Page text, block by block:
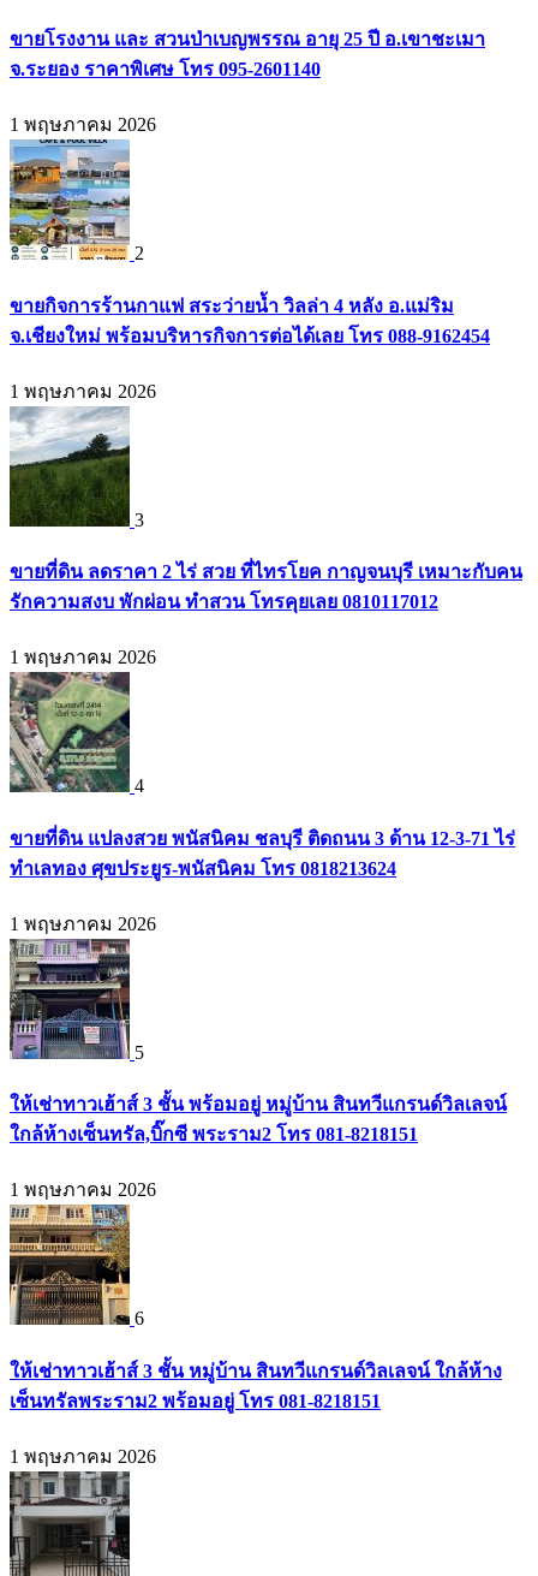
ขายโรงงาน และ สวนป่าเบญพรรณ อายุ 25 ปี อ.เขาชะเมา
จ.ระยอง ราคาพิเศษ โทร 095-2601140
1 พฤษภาคม 2026
2
ขายกิจการร้านกาแฟ สระว่ายน้ำ วิลล่า 4 หลัง อ.แม่ริม
จ.เชียงใหม่ พร้อมบริหารกิจการต่อได้เลย โทร 088-9162454
1 พฤษภาคม 2026
3
ขายที่ดิน ลดราคา 2 ไร่ สวย ที่ไทรโยค กาญจนบุรี เหมาะกับคน
รักความสงบ พักผ่อน ทำสวน โทรคุยเลย 0810117012
1 พฤษภาคม 2026
4
ขายที่ดิน แปลงสวย พนัสนิคม ชลบุรี ติดถนน 3 ด้าน 12-3-71 ไร่
ทำเลทอง ศุขประยูร-พนัสนิคม โทร 0818213624
1 พฤษภาคม 2026
5
ให้เช่าทาวเฮ้าส์ 3 ชั้น พร้อมอยู่ หมู่บ้าน สินทวีแกรนด์วิลเลจน์
ใกล้ห้างเซ็นทรัล,บิ๊กซี พระราม2 โทร 081-8218151
1 พฤษภาคม 2026
6
ให้เช่าทาวเฮ้าส์ 3 ชั้น หมู่บ้าน สินทวีแกรนด์วิลเลจน์ ใกล้ห้าง
เซ็นทรัลพระราม2 พร้อมอยู่ โทร 081-8218151
1 พฤษภาคม 2026